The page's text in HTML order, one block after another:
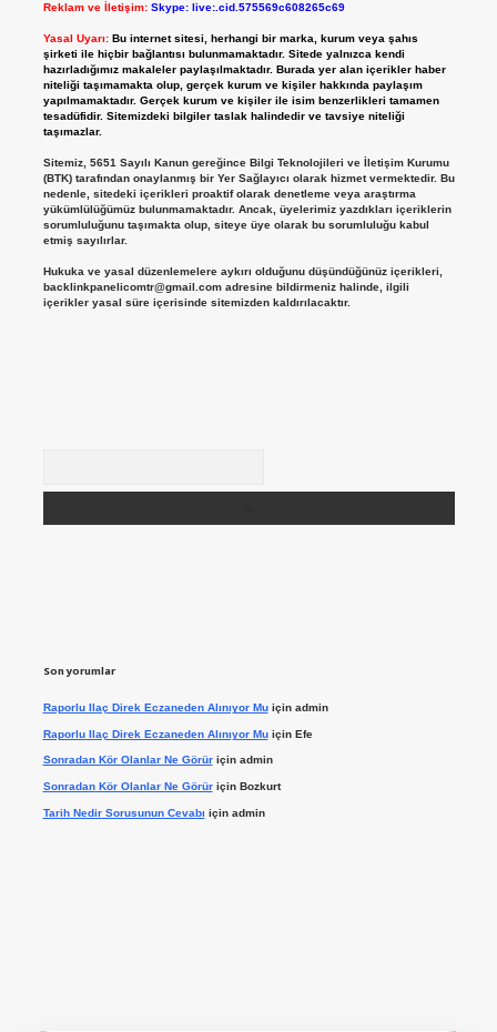
Reklam ve İletişim: Skype: live:.cid.575569c608265c69
Yasal Uyarı: Bu internet sitesi, herhangi bir marka, kurum veya şahıs
şirketi ile hiçbir bağlantısı bulunmamaktadır. Sitede yalnızca kendi
hazırladığımız makaleler paylaşılmaktadır. Burada yer alan içerikler haber
niteliği taşımamakta olup, gerçek kurum ve kişiler hakkında paylaşım
yapılmamaktadır. Gerçek kurum ve kişiler ile isim benzerlikleri tamamen
tesadüfidir. Sitemizdeki bilgiler taslak halindedir ve tavsiye niteliği
taşımazlar.
Sitemiz, 5651 Sayılı Kanun gereğince Bilgi Teknolojileri ve İletişim Kurumu
(BTK) tarafından onaylanmış bir Yer Sağlayıcı olarak hizmet vermektedir. Bu
nedenle, sitedeki içerikleri proaktif olarak denetleme veya araştırma
yükümlülüğümüz bulunmamaktadır. Ancak, üyelerimiz yazdıkları içeriklerin
sorumluluğunu taşımakta olup, siteye üye olarak bu sorumluluğu kabul
etmiş sayılırlar.
Hukuka ve yasal düzenlemelere aykırı olduğunu düşündüğünüz içerikleri,
backlinkpanelicomtr@gmail.comadresine bildirmeniz halinde, ilgili
içerikler yasal süre içerisinde sitemizden kaldırılacaktır.
Son yorumlar
Raporlu Ilaç Direk Eczaneden Alınıyor Muiçin admin
Raporlu Ilaç Direk Eczaneden Alınıyor Muiçin Efe
Sonradan Kör Olanlar Ne Görüriçin admin
Sonradan Kör Olanlar Ne Görüriçin Bozkurt
Tarih Nedir Sorusunun Cevabı için admin